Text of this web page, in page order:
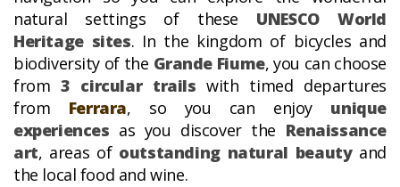
natural settings of these UNESCO World
Heritage sites. In the kingdom of bicycles and
biodiversity of the Grande Fiume, you can choose
from3 circular trails with timed departures
from Ferrara, so you can enjoy unique
experiences as you discover the Renaissance
art, areas of outstanding natural beautyand
the local food and wine.